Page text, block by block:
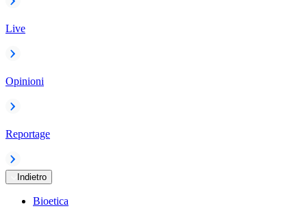
Live
Opinioni
Reportage
Indietro
Bioetica